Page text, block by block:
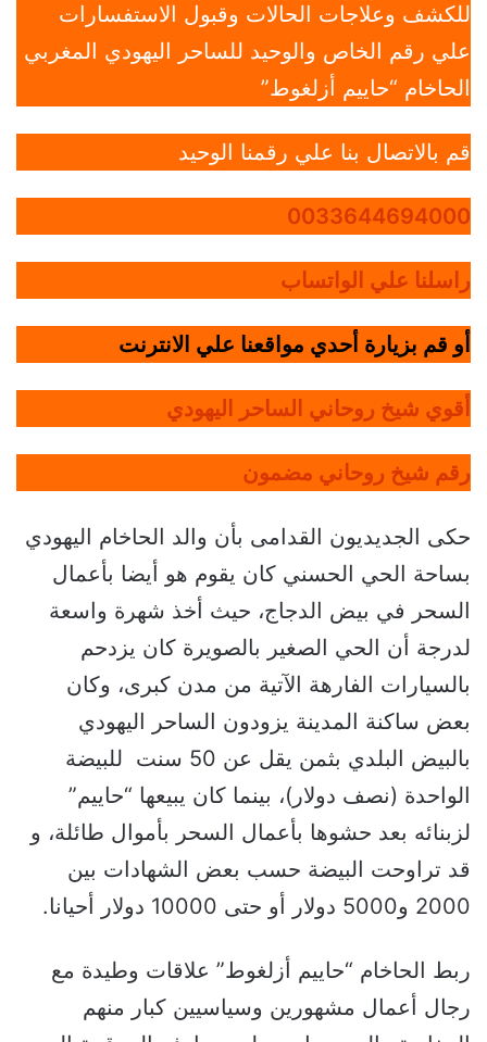
للكشف وعلاجات الحالات وقبول الاستفسارات
علي رقم الخاص والوحيد للساحر اليهودي المغربي
الحاخام “حاييم أزلغوط”
قم بالاتصال بنا علي رقمنا الوحيد
0033644694000
راسلنا علي الواتساب
أو قم بزيارة أحدي مواقعنا علي الانترنت
أقوي شيخ روحاني الساحر اليهودي
رقم شيخ روحاني مضمون
حكى الجديديون القدامى بأن والد الحاخام اليهودي
بساحة الحي الحسني كان يقوم هو أيضا بأعمال
السحر في بيض الدجاج، حيث أخذ شهرة واسعة
لدرجة أن الحي الصغير بالصويرة كان يزدحم
بالسيارات الفارهة الآتية من مدن كبرى، وكان
بعض ساكنة المدينة يزودون الساحر اليهودي
بالبيض البلدي بثمن يقل عن 50 سنت للبيضة
الواحدة (نصف دولار)، بينما كان يبيعها “حاييم”
لزبنائه بعد حشوها بأعمال السحر بأموال طائلة، و
قد تراوحت البيضة حسب بعض الشهادات بين
2000 و5000 دولار أو حتى 10000 دولار أحيانا.
ربط الحاخام “حاييم أزلغوط” علاقات وطيدة مع
رجال أعمال مشهورين وسياسيين كبار منهم